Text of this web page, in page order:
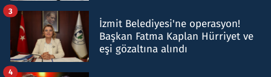
İzmit Belediyesi'ne operasyon!
Başkan Fatma Kaplan Hürriyet ve
eşi gözaltına alındı
3
4